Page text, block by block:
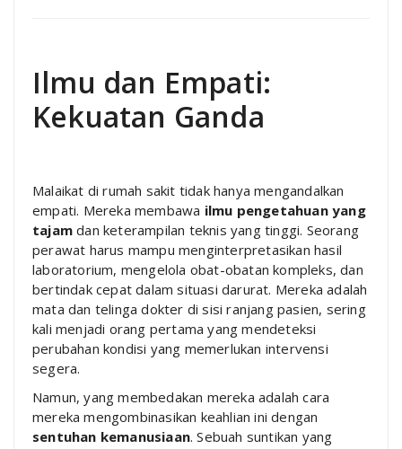
Ilmu dan Empati:
Kekuatan Ganda
Malaikat di rumah sakit tidak hanya mengandalkan
empati. Mereka membawa ilmu pengetahuan yang
tajam dan keterampilan teknis yang tinggi. Seorang
perawat harus mampu menginterpretasikan hasil
laboratorium, mengelola obat-obatan kompleks, dan
bertindak cepat dalam situasi darurat. Mereka adalah
mata dan telinga dokter di sisi ranjang pasien, sering
kali menjadi orang pertama yang mendeteksi
perubahan kondisi yang memerlukan intervensi
segera.
Namun, yang membedakan mereka adalah cara
mereka mengombinasikan keahlian ini dengan
sentuhan kemanusiaan. Sebuah suntikan yang